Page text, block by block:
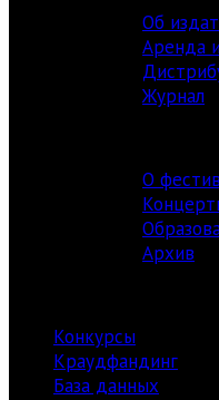
Об
Аренда
Журнал
О
Архив
Конкурсы
Краудфандинг
База данных